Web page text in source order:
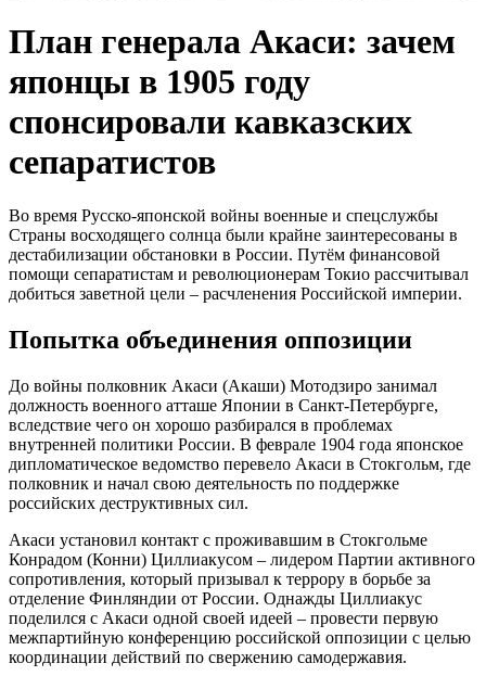
План генерала Акаси: зачем
японцы в 1905 году
спонсировали кавказских
сепаратистов
Во время Русско-японской войны военные и спецслужбы
Страны восходящего солнца были крайне заинтересованы в
дестабилизации обстановки в России. Путём финансовой
помощи сепаратистам и революционерам Токио рассчитывал
добиться заветной цели – расчленения Российской империи.
Попытка объединения оппозиции
До войны полковник Акаси (Акаши) Мотодзиро занимал
должность военного атташе Японии в Санкт-Петербурге,
вследствие чего он хорошо разбирался в проблемах
внутренней политики России. В феврале 1904 года японское
дипломатическое ведомство перевело Акаси в Стокгольм, где
полковник и начал свою деятельность по поддержке
российских деструктивных сил.
Акаси установил контакт с проживавшим в Стокгольме
Конрадом (Конни) Циллиакусом – лидером Партии активного
сопротивления, который призывал к террору в борьбе за
отделение Финляндии от России. Однажды Циллиакус
поделился с Акаси одной своей идеей – провести первую
межпартийную конференцию российской оппозиции с целью
координации действий по свержению самодержавия.